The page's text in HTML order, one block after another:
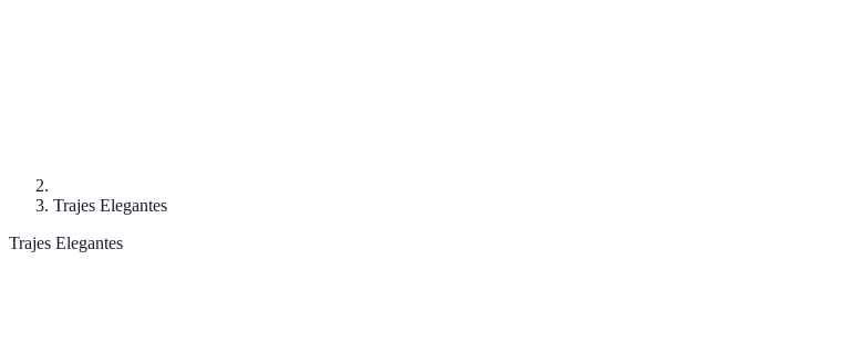
Trajes Elegantes
Trajes Elegantes